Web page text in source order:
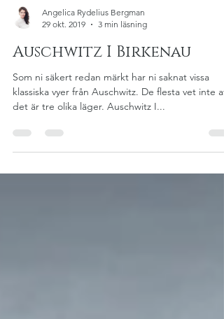
Angelica Rydelius Bergman
29 okt. 2019
3 min läsning
Auschwitz I Birkenau
Som ni säkert redan märkt har ni saknat vissa
det är tre olika läger. Auschwitz I...